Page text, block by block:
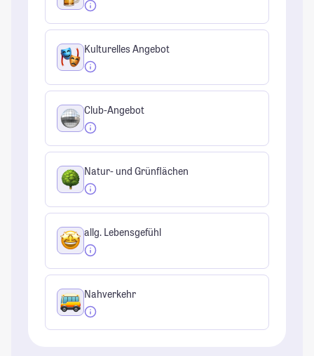
Kulturelles Angebot
Club-Angebot
Natur- und Grünflächen
allg. Lebensgefühl
Nahverkehr